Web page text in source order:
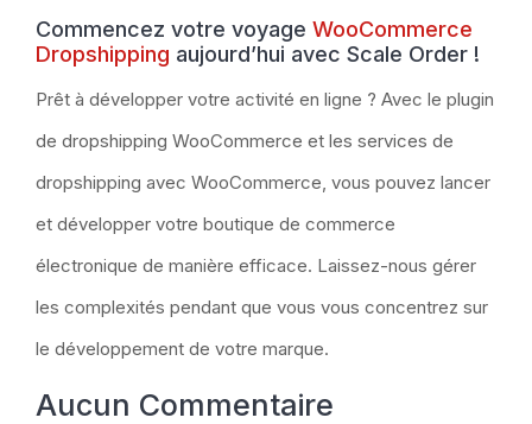
Commencez votre voyage WooCommerce
Dropshipping aujourd’hui avec Scale Order !
Prêt à développer votre activité en ligne ? Avec le plugin
de dropshipping WooCommerce et les services de
dropshipping avec WooCommerce, vous pouvez lancer
et développer votre boutique de commerce
électronique de manière efficace. Laissez-nous gérer
les complexités pendant que vous vous concentrez sur
le développement de votre marque.
Aucun Commentaire